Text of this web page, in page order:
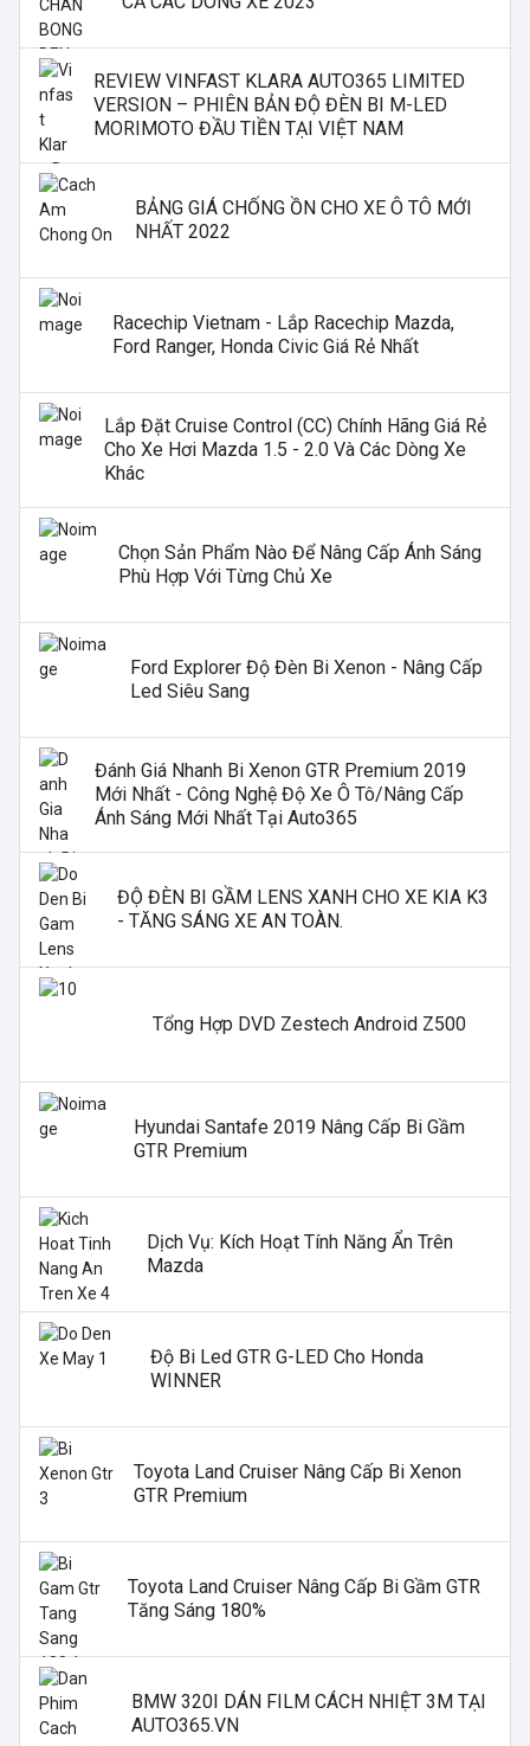
REVIEW VINFAST KLARA AUTO365 LIMITED
VERSION – PHIÊN BẢN ĐỘ ĐÈN BI M-LED
MORIMOTO ĐẦU TIỀN TẠI VIỆT NAM
BẢNG GIÁ CHỐNG ỒN CHO XE Ô TÔ MỚI
NHẤT 2022
Racechip Vietnam - Lắp Racechip Mazda,
Ford Ranger, Honda Civic Giá Rẻ Nhất
Lắp Đặt Cruise Control (CC) Chính Hãng Giá Rẻ
Cho Xe Hơi Mazda 1.5 - 2.0 Và Các Dòng Xe
Khác
Chọn Sản Phẩm Nào Để Nâng Cấp Ánh Sáng
Phù Hợp Với Từng Chủ Xe
Ford Explorer Độ Đèn Bi Xenon - Nâng Cấp
Led Siêu Sang
Đánh Giá Nhanh Bi Xenon GTR Premium 2019
Mới Nhất - Công Nghệ Độ Xe Ô Tô/nâng Cấp
Ánh Sáng Mới Nhất Tại Auto365
ĐỘ ĐÈN BI GẦM LENS XANH CHO XE KIA K3
- TĂNG SÁNG XE AN TOÀN.
Tổng Hợp DVD Zestech Android Z500
Hyundai Santafe 2019 Nâng Cấp Bi Gầm
GTR Premium
Dịch Vụ: Kích Hoạt Tính Năng Ẩn Trên
Mazda
Độ Bi Led GTR G-LED Cho Honda
WINNER
Toyota Land Cruiser Nâng Cấp Bi Xenon
GTR Premium
Toyota Land Cruiser Nâng Cấp Bi Gầm GTR
Tăng Sáng 180%
BMW 320I DÁN FILM CÁCH NHIỆT 3M TẠI
AUTO365.VN